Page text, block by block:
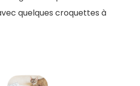
quelques croquettes à